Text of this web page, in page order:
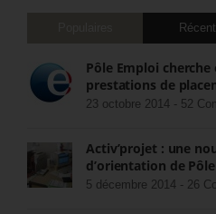
Pôle Emploi
prestations de
23 octobre 2014 - 52
Activ’projet : une
d’orientation de
5 décembre 2014 - 26